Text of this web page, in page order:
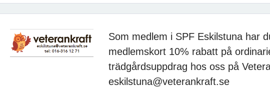
Som medlem i SPF Eskilstuna har
medlemskort 10% rabatt på
trädgårdsuppdrag hos oss på
eskilstuna@veterankraft.se